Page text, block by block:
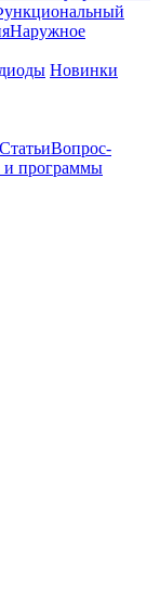
Наружное
Новинки
СтатьиВопрос-
программы